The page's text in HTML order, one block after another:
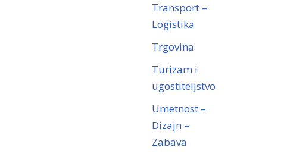
Transport –
Logistika
Trgovina
Turizam i
ugostiteljstvo
Umetnost –
Dizajn –
Zabava